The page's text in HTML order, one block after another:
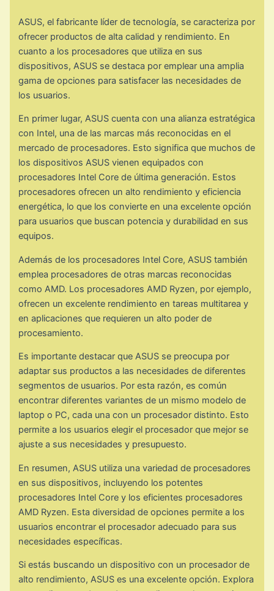
ASUS, el fabricante líder de tecnología, se caracteriza por
ofrecer productos de alta calidad y rendimiento. En
cuanto a los procesadores que utiliza en sus
dispositivos, ASUS se destaca por emplear una amplia
gama de opciones para satisfacer las necesidades de
los usuarios.
En primer lugar, ASUS cuenta con una alianza estratégica
con Intel, una de las marcas más reconocidas en el
mercado de procesadores. Esto significa que muchos de
los dispositivos ASUS vienen equipados con
procesadores Intel Core de última generación. Estos
procesadores ofrecen un alto rendimiento y eficiencia
energética, lo que los convierte en una excelente opción
para usuarios que buscan potencia y durabilidad en sus
equipos.
Además de los procesadores Intel Core, ASUS también
emplea procesadores de otras marcas reconocidas
como AMD. Los procesadores AMD Ryzen, por ejemplo,
ofrecen un excelente rendimiento en tareas multitarea y
en aplicaciones que requieren un alto poder de
procesamiento.
Es importante destacar que ASUS se preocupa por
adaptar sus productos a las necesidades de diferentes
segmentos de usuarios. Por esta razón, es común
encontrar diferentes variantes de un mismo modelo de
laptop o PC, cada una con un procesador distinto. Esto
permite a los usuarios elegir el procesador que mejor se
ajuste a sus necesidades y presupuesto.
En resumen, ASUS utiliza una variedad de procesadores
en sus dispositivos, incluyendo los potentes
procesadores Intel Core y los eficientes procesadores
AMD Ryzen. Esta diversidad de opciones permite a los
usuarios encontrar el procesador adecuado para sus
necesidades específicas.
Si estás buscando un dispositivo con un procesador de
alto rendimiento, ASUS es una excelente opción. Explora